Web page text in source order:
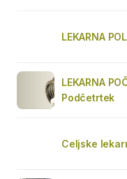
LEKARNA
LEKARNA
Podčetrtek
Celjske